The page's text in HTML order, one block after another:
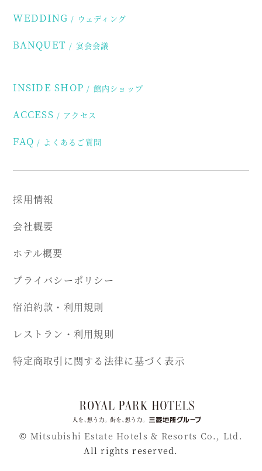
WEDDING ウェディング
BANQUET 宴会会議
INSIDE SHOP 館内ショップ
ACCESS アクセス
FAQ よくあるご質問
採用情報
会社概要
ホテル概要
プライバシーポリシー
宿泊約款・利用規則
レストラン・利用規則
特定商取引に関する法律に基づく表示
© Mitsubishi Estate Hotels & Resorts Co., Ltd.
All rights reserved.